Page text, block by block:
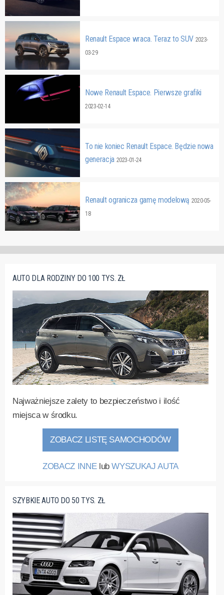
Renault Espace wraca. Teraz to SUV 2023-
03-29
Nowe Renault Espace. Pierwsze grafiki
2023-02-14
To nie koniec Renault Espace. Będzie nowa
generacja 2023-01-24
Renault ogranicza gamę modelową 2020-05-
18
AUTO DLA RODZINY DO 100 TYS. ZŁ
Najważniejsze zalety to bezpieczeństwo i ilość
miejsca w środku.
ZOBACZ LISTĘ SAMOCHODÓW
ZOBACZ INNElubWYSZUKAJ AUTA
SZYBKIE AUTO DO 50 TYS. ZŁ